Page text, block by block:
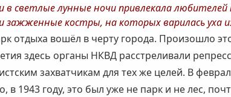
светлые лунные ночи привлекала
зажженные костры, на которых варилась
отдыха вошёл в черту города. Произошло
здесь органы НКВД расстреливали
захватчикам для тех же целей. В
в 1943 году, это был уже не парк и не лес,